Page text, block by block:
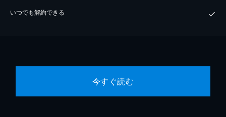
いつでも解約できる
今すぐ読む